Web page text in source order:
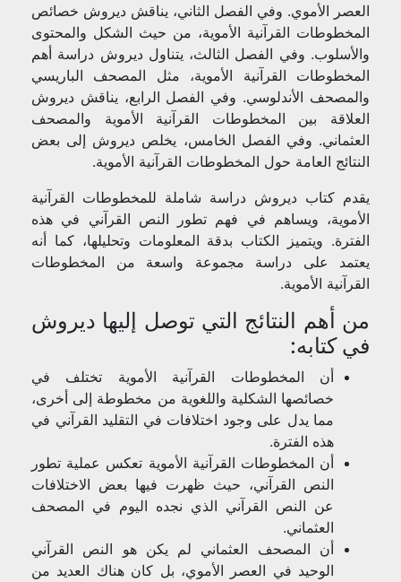
العصر الأموي. وفي الفصل الثاني، يناقش ديروش خصائص
المخطوطات القرآنية الأموية، من حيث الشكل والمحتوى
والأسلوب. وفي الفصل الثالث، يتناول ديروش دراسة أهم
المخطوطات القرآنية الأموية، مثل المصحف الباريسي
والمصحف الأندلوسي. وفي الفصل الرابع، يناقش ديروش
العلاقة بين المخطوطات القرآنية الأموية والمصحف
العثماني. وفي الفصل الخامس، يخلص ديروش إلى بعض
النتائج العامة حول المخطوطات القرآنية الأموية.
يقدم كتاب ديروش دراسة شاملة للمخطوطات القرآنية
الأموية، ويساهم في فهم تطور النص القرآني في هذه
الفترة. ويتميز الكتاب بدقة المعلومات وتحليلها، كما أنه
يعتمد على دراسة مجموعة واسعة من المخطوطات
القرآنية الأموية.
من أهم النتائج التي توصل إليها ديروش
في كتابه:
أن المخطوطات القرآنية الأموية تختلف في
خصائصها الشكلية واللغوية من مخطوطة إلى أخرى،
مما يدل على وجود اختلافات في التقليد القرآني في
هذه الفترة.
أن المخطوطات القرآنية الأموية تعكس عملية تطور
النص القرآني، حيث ظهرت فيها بعض الاختلافات
عن النص القرآني الذي نجده اليوم في المصحف
العثماني.
أن المصحف العثماني لم يكن هو النص القرآني
الوحيد في العصر الأموي، بل كان هناك العديد من